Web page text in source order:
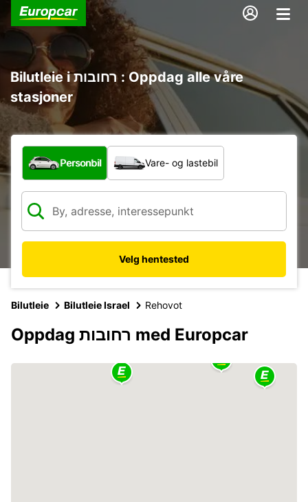
Bilutleie i רחובות : Oppdag alle våre
stasjoner
Hvilken type bil?
Personbil Vare- og lastebil
Velg hentested
Bilutleie Bilutleie Israel Rehovot
Oppdag רחובות med Europcar